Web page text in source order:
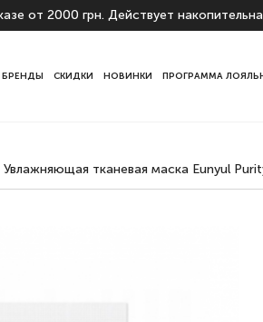
от 2000 грн. Действует
БРЕНДЫ СКИДКИ НОВИНКИ ПРОГРАММА
Увлажняющая тканевая маска Eunyul